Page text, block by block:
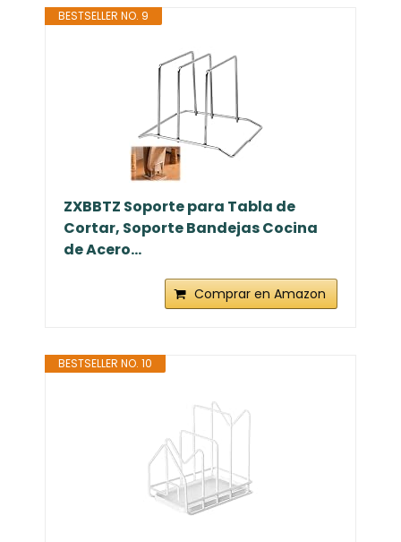
BESTSELLER NO. 9
ZXBBTZ Soporte para Tabla de
Cortar, Soporte Bandejas Cocina
de Acero...
Comprar en Amazon
BESTSELLER NO. 10